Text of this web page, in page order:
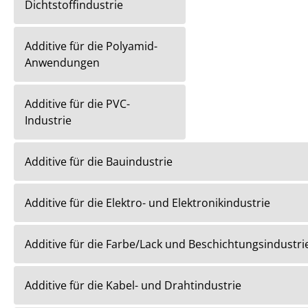
Dichtstoffindustrie
Additive für die Polyamid-
Anwendungen
Additive für die PVC-
Industrie
Additive für die Bauindustrie
Additive für die Elektro- und Elektronikindustrie
Additive für die Farbe/Lack und
Additive für die Kabel- und Drahtindustrie